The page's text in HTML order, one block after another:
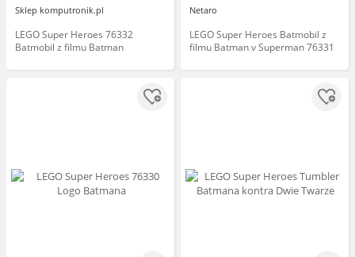
Sklep komputronik.pl
LEGO Super Heroes 76332
Batmobil z filmu Batman
Netaro
LEGO Super Heroes Batmobil z
filmu Batman v Superman 76331